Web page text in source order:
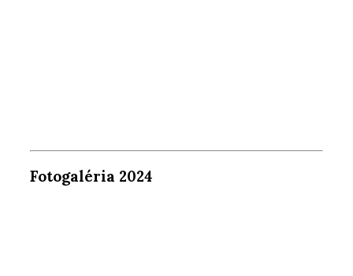
Fotogaléria 2024